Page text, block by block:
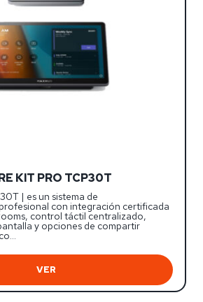
KIT PRO TCP30T
| es un sistema de
con integración certificada
control táctil centralizado,
y opciones de compartir
VER